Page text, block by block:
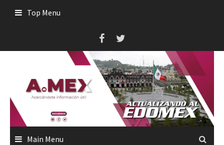
Top Menu
Main Menu